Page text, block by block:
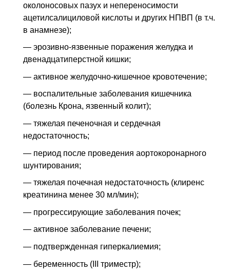
околоносовых пазух и непереносимости
ацетилсалициловой кислоты и других НПВП (в т.ч.
в анамнезе);
— эрозивно-язвенные поражения желудка и
двенадцатиперстной кишки;
— активное желудочно-кишечное кровотечение;
— воспалительные заболевания кишечника
(болезнь Крона, язвенный колит);
— тяжелая печеночная и сердечная
недостаточность;
— период после проведения аортокоронарного
шунтирования;
— тяжелая почечная недостаточность (клиренс
креатинина менее 30 мл/мин);
— прогрессирующие заболевания почек;
— активное заболевание печени;
— подтвержденная гиперкалиемия;
— беременность (III триместр);